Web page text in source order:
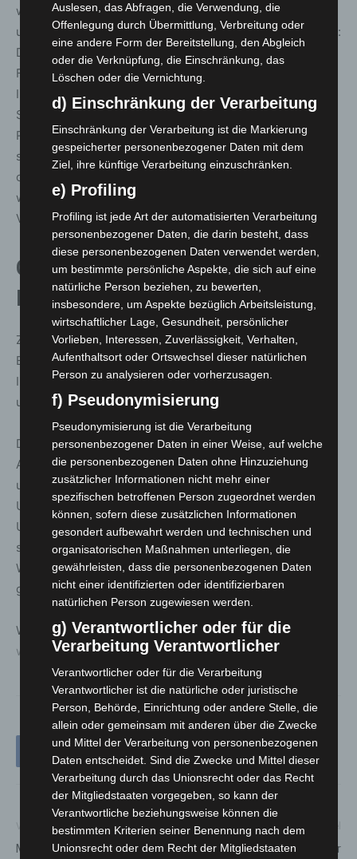
wir dieses ehrenamtliche Engagement schon so lange
unterstützen dürfen. ‚Wir sind da‘ für die Stauhilfe-Staffel:
Die Johanniter Stauhelfer können sich hier im
Fahrsicherheitszentrum Hannover/Laatzen mit einem
Intensiv-Training fit für die Saison machen. Passend zum
Start der Stauhelfer, startet heute, Gründonnerstag, die
Reisewelle zu Ostern, die bekanntlich für volle Straßen
sorgt. Wir freuen uns, wenn auch in dieser Saison die ein
oder andere Reise durch die Johanniter-Staffeln gerettet
werden kann und wir gemeinsam für die
Verkehrsteilnehmenden da sind.“
Gebet, Training und
Einsatzbereitschaft
Zum Abschluss der Auftaktveranstaltung erhielten die
Ehrenamtlichen den Reisesegen durch Landespfarrerin
Inge Matern. Danach begann das Fahrsicherheitstraining
unter Anleitung eines ADAC-Instruktors.
Die Johanniter-Motorradstaffeln sind vor allem auf den
Autobahnen A1, A2, A7 sowie im Bereich der A27, A28
und A29 im Einsatz. Sie leisten Erste Hilfe, sichern
Unfallstellen, helfen bei Pannen, geben Hinweise zu
Umleitungen und sorgen dafür, dass Rettungsgassen
schnell entstehen. Auch kleine Gesten wie
Wasserflaschen oder Spielzeug für Kinder gehören zum
gelebten Ehrenamt.
Weitere Informationen unter:
www.johanniter.de/motorradstaffel-nb
Vorheriger Artikel
Maschseeflotte: Saisonstart
Nächster Artikel
Hannover Airport: Sperrung der
Auslesen, das Abfragen, die Verwendung, die
Offenlegung durch Übermittlung, Verbreitung oder
eine andere Form der Bereitstellung, den Abgleich
oder die Verknüpfung, die Einschränkung, das
Löschen oder die Vernichtung.
d) Einschränkung der Verarbeitung
Einschränkung der Verarbeitung ist die Markierung
gespeicherter personenbezogener Daten mit dem
Ziel, ihre künftige Verarbeitung einzuschränken.
e) Profiling
Profiling ist jede Art der automatisierten Verarbeitung
personenbezogener Daten, die darin besteht, dass
diese personenbezogenen Daten verwendet werden,
um bestimmte persönliche Aspekte, die sich auf eine
natürliche Person beziehen, zu bewerten,
insbesondere, um Aspekte bezüglich Arbeitsleistung,
wirtschaftlicher Lage, Gesundheit, persönlicher
Vorlieben, Interessen, Zuverlässigkeit, Verhalten,
Aufenthaltsort oder Ortswechsel dieser natürlichen
Person zu analysieren oder vorherzusagen.
f) Pseudonymisierung
Pseudonymisierung ist die Verarbeitung
personenbezogener Daten in einer Weise, auf welche
die personenbezogenen Daten ohne Hinzuziehung
zusätzlicher Informationen nicht mehr einer
spezifischen betroffenen Person zugeordnet werden
können, sofern diese zusätzlichen Informationen
gesondert aufbewahrt werden und technischen und
organisatorischen Maßnahmen unterliegen, die
gewährleisten, dass die personenbezogenen Daten
nicht einer identifizierten oder identifizierbaren
natürlichen Person zugewiesen werden.
g) Verantwortlicher oder für die
Verarbeitung Verantwortlicher
Verantwortlicher oder für die Verarbeitung
Verantwortlicher ist die natürliche oder juristische
Person, Behörde, Einrichtung oder andere Stelle, die
allein oder gemeinsam mit anderen über die Zwecke
und Mittel der Verarbeitung von personenbezogenen
Daten entscheidet. Sind die Zwecke und Mittel dieser
Verarbeitung durch das Unionsrecht oder das Recht
der Mitgliedstaaten vorgegeben, so kann der
Verantwortliche beziehungsweise können die
bestimmten Kriterien seiner Benennung nach dem
Unionsrecht oder dem Recht der Mitgliedstaaten